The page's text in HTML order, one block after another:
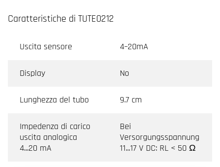
Caratteristiche di TUTE0212
Uscita sensore 4–20mA
Display No
Lunghezza del tubo 9.7 cm
Impedenza di carico
uscita analogica
4...20 mA
Bei
Versorgungsspannung
11...17 V DC: RL < 50 Ω